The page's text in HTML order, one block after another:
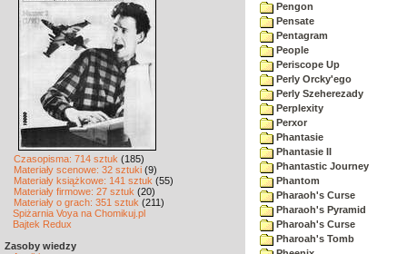
Czasopisma: 714 sztuk (185)
Materiały scenowe: 32 sztuki (9)
Materiały książkowe: 141 sztuk (55)
Materiały firmowe: 27 sztuk (20)
Materiały o grach: 351 sztuk (211)
Spiżarnia Voya na Chomikuj.pl
Bajtek Redux
Zasoby wiedzy
Pengon
Pensate
Pentagram
People
Periscope Up
Perly Orcky'ego
Perly Szeherezady
Perplexity
Perxor
Phantasie
Phantasie II
Phantastic Journey
Phantom
Pharaoh's Curse
Pharaoh's Pyramid
Pharoah's Curse
Pharoah's Tomb